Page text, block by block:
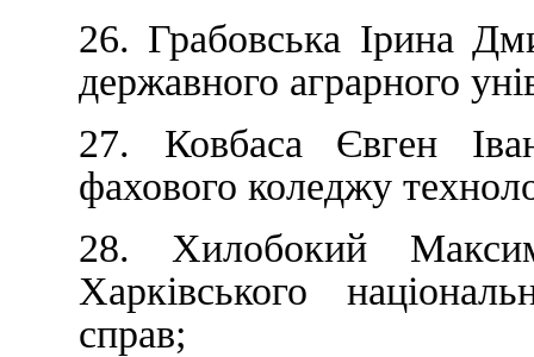
26. Грабовська Ірина
державного аграрного
27. Ковбаса Євген
фахового коледжу
28. Хилобокий
Харківського
справ;